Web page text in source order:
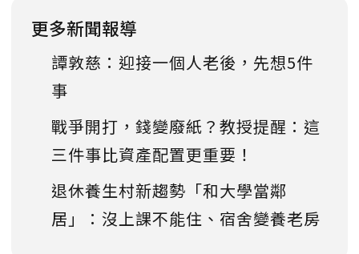
更多新聞報導
譚敦慈：迎接一個人老後，先想5件
事
戰爭開打，錢變廢紙？教授提醒：這
三件事比資產配置更重要！
退休養生村新趨勢「和大學當鄰
居」：沒上課不能住、宿舍變養老房